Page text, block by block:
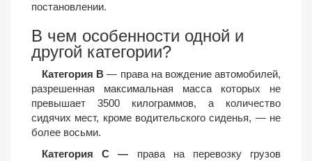
постановлении.
В чем особенности одной и
другой категории?
Категория B— права на вождение автомобилей,
разрешенная максимальная масса которых не
превышает 3500 килограммов, а количество
сидячих мест, кроме водительского сиденья, — не
более восьми.
Категория С — права на перевозку грузов